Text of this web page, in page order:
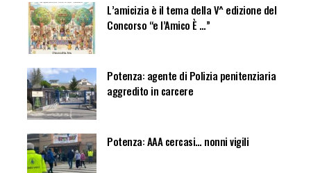
L’amicizia è il tema della V^ edizione del
Concorso “e l’Amico È …”
Potenza: agente di Polizia penitenziaria
aggredito in carcere
Potenza: AAA cercasi… nonni vigili